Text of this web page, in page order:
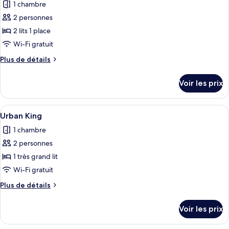
Suite
les
photos
pour
ce
type
de
Urban
Twin
1 chambre
2 personnes
2 lits 1 place
Wi-Fi gratuit
Plus de détails
Plus
le
type
de
Urban
Twin
Voir les prix
Afficher
toutes
les
photos
pour
ce
type
de
Urban
Une chambre d’hôtel avec un
3
Urban King
1 chambre
2 personnes
1 très grand lit
Wi-Fi gratuit
Plus de détails
Plus
le
Voir les prix